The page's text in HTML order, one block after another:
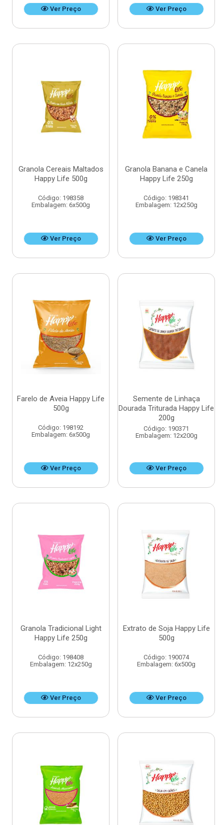
Ver Preço Ver Preço
Granola Cereais Maltados
Happy Life 500g
Código: 198358
Embalagem: 6x500g
Ver Preço
Granola Banana e Canela
Happy Life 250g
Código: 198341
Embalagem: 12x250g
Ver Preço
Farelo de Aveia Happy Life
500g
Código: 198192
Embalagem: 6x500g
Ver Preço
Semente de Linhaça
Dourada Triturada Happy Life
200g
Código: 190371
Embalagem: 12x200g
Ver Preço
Granola Tradicional Light
Happy Life 250g
Código: 198408
Embalagem: 12x250g
Ver Preço
Extrato de Soja Happy Life
500g
Código: 190074
Embalagem: 6x500g
Ver Preço